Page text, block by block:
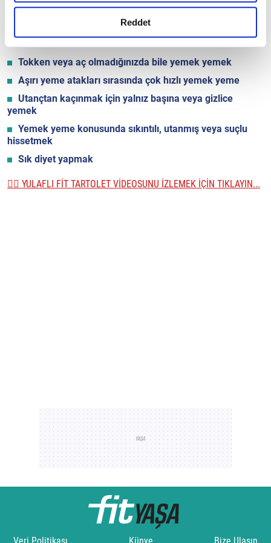
gerçekleştirilen veri işleme faaliyetleri ile ilgili daha
detaylı bilgi almak için lütfentıklayınız.
Reddet
olan kişilerin aşırı kilolu veya obez olmasına yol açabilir.
Belirtiler şunları içerebilir:
Tokken veya aç olmadığınızda bile yemek yemek
Aşırı yeme atakları sırasında çok hızlı yemek yeme
Utançtan kaçınmak için yalnız başına veya gizlice
yemek
Yemek yeme konusunda sıkıntılı, utanmış veya suçlu
hissetmek
Sık diyet yapmak
👉🏼 YULAFLI FİT TARTOLET VİDEOSUNU İZLEMEK İÇİN TIKLAYIN...